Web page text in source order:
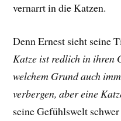
vernarrt in die Katzen.
Denn Ernest sieht seine
Katze ist redlich in ihren
welchem Grund auch
verbergen, aber eine
seine Gefühlswelt